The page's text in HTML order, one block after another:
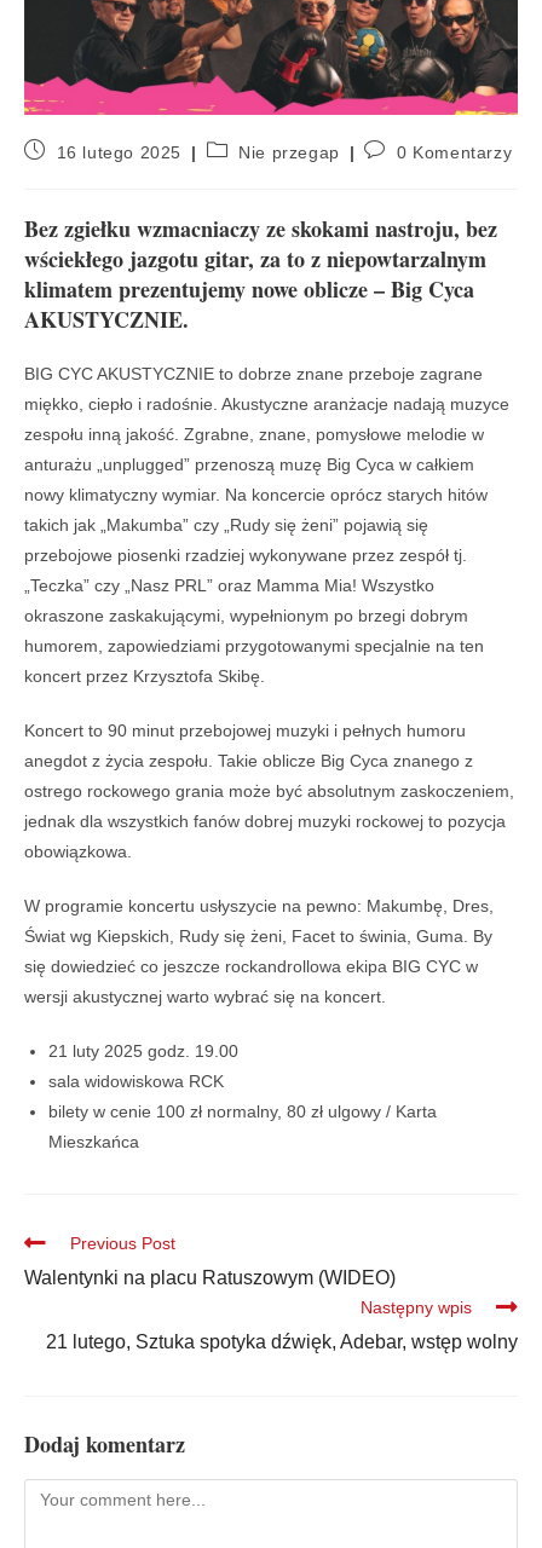
16 lutego 2025 Nie przegap 0 Komentarzy
Bez zgiełku wzmacniaczy ze skokami nastroju, bez
wściekłego jazgotu gitar, za to z niepowtarzalnym
klimatem prezentujemy nowe oblicze – Big Cyca
AKUSTYCZNIE.
BIG CYC AKUSTYCZNIE to dobrze znane przeboje zagrane
miękko, ciepło i radośnie. Akustyczne aranżacje nadają muzyce
zespołu inną jakość. Zgrabne, znane, pomysłowe melodie w
anturażu „unplugged” przenoszą muzę Big Cyca w całkiem
nowy klimatyczny wymiar. Na koncercie oprócz starych hitów
takich jak „Makumba” czy „Rudy się żeni” pojawią się
przebojowe piosenki rzadziej wykonywane przez zespół tj.
„Teczka” czy „Nasz PRL” oraz Mamma Mia! Wszystko
okraszone zaskakującymi, wypełnionym po brzegi dobrym
humorem, zapowiedziami przygotowanymi specjalnie na ten
koncert przez Krzysztofa Skibę.
Koncert to 90 minut przebojowej muzyki i pełnych humoru
anegdot z życia zespołu. Takie oblicze Big Cyca znanego z
ostrego rockowego grania może być absolutnym zaskoczeniem,
jednak dla wszystkich fanów dobrej muzyki rockowej to pozycja
obowiązkowa.
W programie koncertu usłyszycie na pewno: Makumbę, Dres,
Świat wg Kiepskich, Rudy się żeni, Facet to świnia, Guma. By
się dowiedzieć co jeszcze rockandrollowa ekipa BIG CYC w
wersji akustycznej warto wybrać się na koncert.
21 luty 2025 godz. 19.00
sala widowiskowa RCK
bilety w cenie 100 zł normalny, 80 zł ulgowy / Karta
Mieszkańca
Previous Post
Walentynki na placu Ratuszowym (WIDEO)
Następny wpis
21 lutego, Sztuka spotyka dźwięk, Adebar, wstęp wolny
Dodaj komentarz